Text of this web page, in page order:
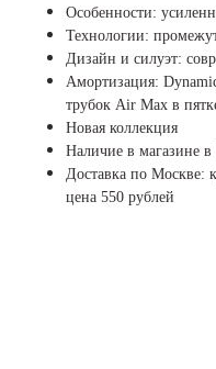
Особенности:
Технологии:
Дизайн и силуэт:
Амортизация:
трубок Air Max в
Новая коллекция
Наличие в магазине в
Доставка по Москве:
цена 550 рублей